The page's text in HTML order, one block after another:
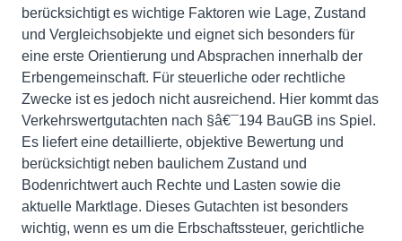
berücksichtigt es wichtige Faktoren wie Lage, Zustand
und Vergleichsobjekte und eignet sich besonders für
eine erste Orientierung und Absprachen innerhalb der
Erbengemeinschaft. Für steuerliche oder rechtliche
Zwecke ist es jedoch nicht ausreichend. Hier kommt das
Verkehrswertgutachten nach §â€¯194 BauGB ins Spiel.
Es liefert eine detaillierte, objektive Bewertung und
berücksichtigt neben baulichem Zustand und
Bodenrichtwert auch Rechte und Lasten sowie die
aktuelle Marktlage. Dieses Gutachten ist besonders
wichtig, wenn es um die Erbschaftssteuer, gerichtliche